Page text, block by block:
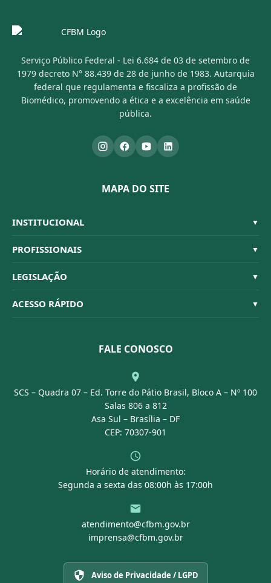
Serviço Público Federal - Lei 6.684 de 03 de setembro de
1979 decreto N° 88.439 de 28 de junho de 1983. Autarquia
federal que regulamenta e fiscaliza a profissão de
Biomédico, promovendo a ética e a excelência em saúde
pública.
MAPA DO SITE
INSTITUCIONAL ▼
Sistema CFBM
Quem Somos
Organograma
Conselheiros
PROFISSIONAIS ▼
Habilitações
Código de Ética
Dúvidas Frequentes
LEGISLAÇÃO ▼
Resoluções
ACESSO RÁPIDO ▼
Portal Transparência
FALE CONOSCO
SCS – Quadra 07 – Ed. Torre do Pátio Brasil, Bloco A – Nº 100
Salas 806 a 812
Asa Sul – Brasília – DF
CEP: 70307-901
Horário de atendimento:
Segunda a sexta das 08:00h às 17:00h
atendimento@cfbm.gov.br
imprensa@cfbm.gov.br
Aviso de Privacidade / LGPD